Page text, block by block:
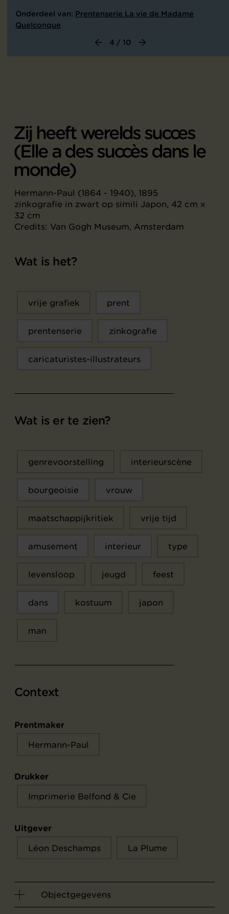
Onderdeel van: Prentenserie La vie de Madame
Quelconque
4 / 10
Zij heeft werelds succes
(Elle a des succès dans le
monde)
Hermann-Paul (1864 - 1940), 1895
zinkografie in zwart op simili Japon, 42 cm x
32 cm
Credits: Van Gogh Museum, Amsterdam
Wat is het?
vrije grafiek prent
prentenserie zinkografie
caricaturistes-illustrateurs
Wat is er te zien?
genrevoorstelling interieurscène
bourgeoisie vrouw
maatschappijkritiek vrije tijd
amusement interieur type
levensloop jeugd feest
dans kostuum japon
man
Context
Prentmaker
Hermann-Paul
Drukker
Imprimerie Belfond & Cie
Uitgever
Léon Deschamps La Plume
Objectgegevens